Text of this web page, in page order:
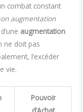
combat constant
augmentation
augmentation
ne doit pas
l’excéder
vie.
Pouvoir